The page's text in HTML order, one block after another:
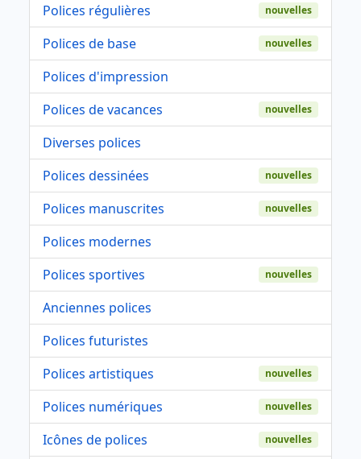
Polices régulières
nouvelles
Polices de base nouvelles
Polices d'impression
Polices de vacances
nouvelles
Diverses polices
Polices dessinées
nouvelles
Polices manuscrites nouvelles
Polices modernes
Polices sportives
nouvelles
Anciennes polices
Polices futuristes
Polices artistiques
nouvelles
Polices numériques nouvelles
Icônes de polices nouvelles